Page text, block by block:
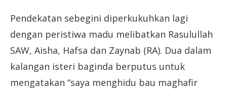
Pendekatan sebegini diperkukuhkan lagi
dengan peristiwa madu melibatkan Rasulullah
SAW, Aisha, Hafsa dan Zaynab (RA). Dua dalam
kalangan isteri baginda berputus untuk
mengatakan “saya menghidu bau maghafir